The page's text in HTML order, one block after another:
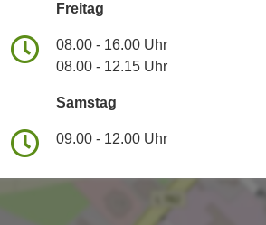
Freitag
08.00 - 16.00 Uhr
08.00 - 12.15 Uhr
Samstag
09.00 - 12.00 Uhr